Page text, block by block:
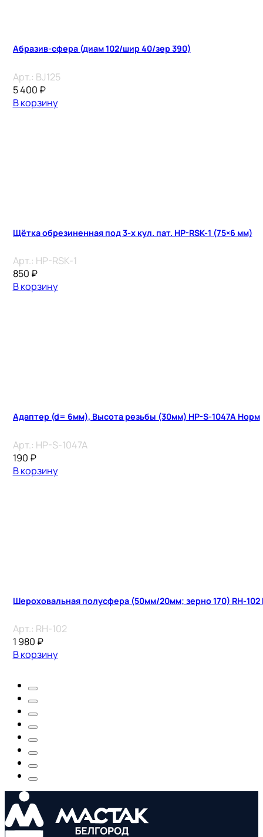
Абразив-сфера (диам 102/шир 40/зер 390)
Арт.: BJ125
5 400 ₽
В корзину
Щётка обрезиненная под 3-х кул. пат. HP-RSK-1 (75×6 мм)
Арт.: HP-RSK-1
850 ₽
В корзину
Адаптер (d= 6мм), Высота резьбы (30мм) HP-S-1047A Норм
Арт.: HP-S-1047A
190 ₽
В корзину
Шероховальная полусфера (50мм/20мм; зерно 170) RH-
Арт.: RH-102
1 980 ₽
В корзину